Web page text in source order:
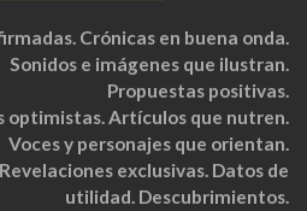
Crónicas en buena onda.
Sonidos e imágenes que ilustran.
Propuestas positivas.
optimistas. Artículos que nutren.
Voces y personajes que orientan.
exclusivas. Datos de
utilidad. Descubrimientos.